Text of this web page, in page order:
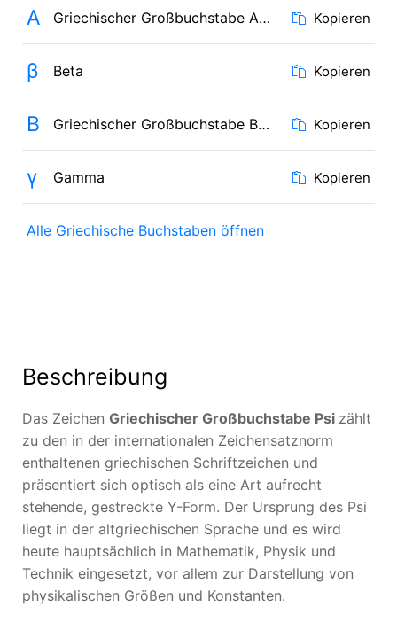
Α Griechischer Großbuchstabe Alpha Kopieren
β Beta Kopieren
Β Griechischer Großbuchstabe Beta Kopieren
γ Gamma Kopieren
Alle Griechische Buchstaben öffnen
Beschreibung
Das Zeichen Griechischer Großbuchstabe Psi zählt
zu den in der internationalen Zeichensatznorm
enthaltenen griechischen Schriftzeichen und
präsentiert sich optisch als eine Art aufrecht
stehende, gestreckte Y-Form. Der Ursprung des Psi
liegt in der altgriechischen Sprache und es wird
heute hauptsächlich in Mathematik, Physik und
Technik eingesetzt, vor allem zur Darstellung von
physikalischen Größen und Konstanten.